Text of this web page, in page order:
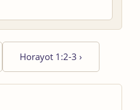
Horayot 1:2-3 ›